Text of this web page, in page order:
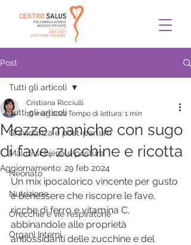
Post
Tutti gli articoli
Gravidanza e post-partum
Mal di schiena e postura
Neonato
Nutrizione
Orecchie e vie respiratorie
Organi Interni
Tutti gli articoli
Mezze maniche con sugo
di fave, zucchine e ricotta
Cristiana Ricciulli
16 mag 2022Tempo di lettura: 1 min
Aggiornamento: 29 feb 2024
Un mix ipocalorico vincente per gusto
e benessere che riscopre le fave,
ricche di ferro e vitamina C,
abbinandole alle proprietà
antiossidanti delle zucchine e del